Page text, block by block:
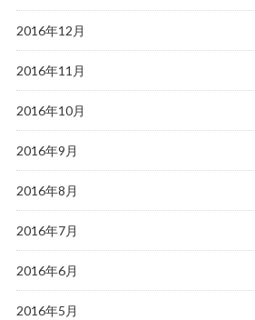
2016年12月
2016年11月
2016年10月
2016年9月
2016年8月
2016年7月
2016年6月
2016年5月